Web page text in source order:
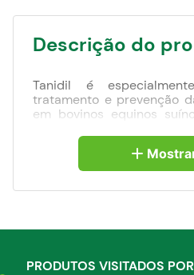
Descrição do
Tanidil é
tratamento e prevenção
em bovinos equinos
Tanidil protege
e descorna feridas
feridas de esquila
verde é passageira e
PRODUTOS VISITADOS